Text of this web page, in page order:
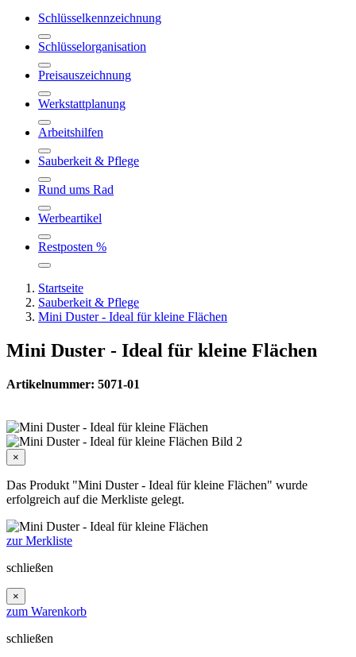
Schlüsselkennzeichnung
Schlüsselorganisation
Preisauszeichnung
Werkstattplanung
Arbeitshilfen
Sauberkeit & Pflege
Rund ums Rad
Werbeartikel
Restposten %
Startseite
Sauberkeit & Pflege
Mini Duster - Ideal für kleine Flächen
Mini Duster - Ideal für kleine Flächen
Artikelnummer: 5071-01
×
Das Produkt "Mini Duster - Ideal für kleine Flächen" wurde
erfolgreich auf die Merkliste gelegt.
zur Merkliste
schließen
×
zum Warenkorb
schließen